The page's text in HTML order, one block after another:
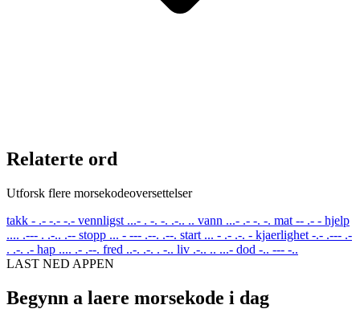
Relaterte ord
Utforsk flere morsekodeoversettelser
takk - .- -.- -.- vennligst ...- . -. -. .-.. .. vann ...- .- -. -. mat -- .- - hjelp
.... .--- . .-.. .-- stopp ... - --- .--. .--. start ... - .- .-. - kjaerlighet -.- .--- .-
. .-. .- hap .... .- .--. fred ..-. .-. . -.. liv .-.. .. ...- dod -.. --- -..
LAST NED APPEN
Begynn a laere morsekode i dag